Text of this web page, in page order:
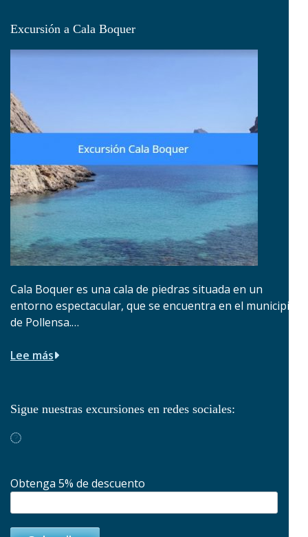
Excursión a Cala Boquer
Cala Boquer es una cala de piedras situada en un
entorno espectacular, que se encuentra en el municipio
de Pollensa.…
Lee más
Sigue nuestras excursiones en redes sociales:
Obtenga 5% de descuento